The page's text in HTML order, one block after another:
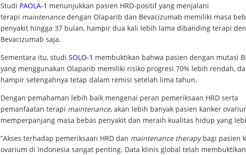
Studi PAOLA-1 menunjukkan pasien HRD-positif yang menjalani
terapi maintenancedengan Olaparib dan Bevacizumab memiliki masa
penyakit hingga 37 bulan, hampir dua kali lebih lama dibanding terapi
Bevacizumab saja.
Sementara itu, studi SOLO-1 membuktikan bahwa pasien dengan mutasi
yang menggunakan Olaparib memiliki risiko progresi 70% lebih rendah,
hampir setengahnya tetap dalam remisi setelah lima tahun.
Dengan pemahaman lebih baik mengenai peran pemeriksaan HRD serta
pemanfaatan terapi maintenance, akan lebih banyak pasien kanker
memperpanjang masa bebas penyakit dan meraih kualitas hidup yang
“Akses terhadap pemeriksaan HRD dan maintenance therapybagi pasien
ovarium di Indonesia sangat penting. Data klinis global telah membuktikan